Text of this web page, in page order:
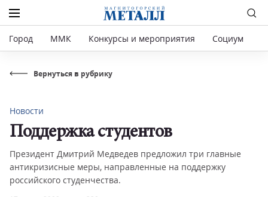
Город ММК Конкурсы и мероприятия Социум
Вернуться в рубрику
Новости
Поддержка студентов
Президент Дмитрий Медведев предложил три главные
антикризисные меры, направленные на поддержку
российского студенчества.